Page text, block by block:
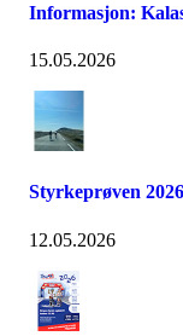
Informasjon:
15.05.2026
Styrkeprøven
12.05.2026